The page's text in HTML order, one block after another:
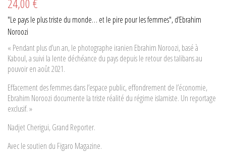
"Le pays le plus triste du monde… et le pire pour les femmes", d’Ebrahim
Noroozi
« Pendant plus d’un an, le photographe iranien Ebrahim Noroozi, basé à
Kaboul, a suivi la lente déchéance du pays depuis le retour des talibans au
pouvoir en août 2021.
Effacement des femmes dans l’espace public, effondrement de l’économie,
Ebrahim Noroozi documente la triste réalité du régime islamiste. Un reportage
exclusif. »
Nadjet Cherigui, Grand Reporter.
Avec le soutien du Figaro Magazine.